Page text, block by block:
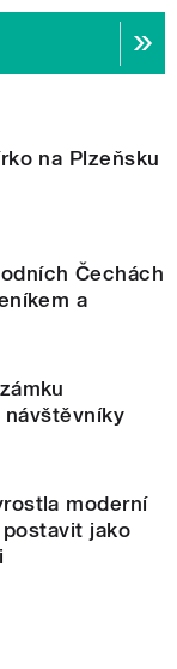
na Plzeňsku
Čechách
a
moderní
jako